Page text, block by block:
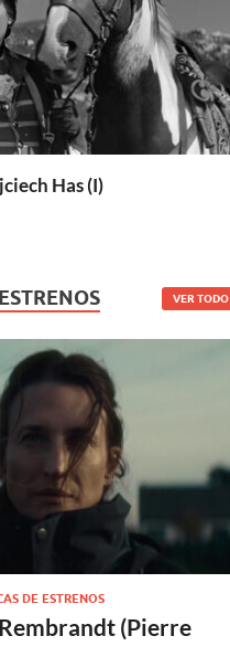
Has (I)
VER TODO
DE ESTRENOS
(Pierre